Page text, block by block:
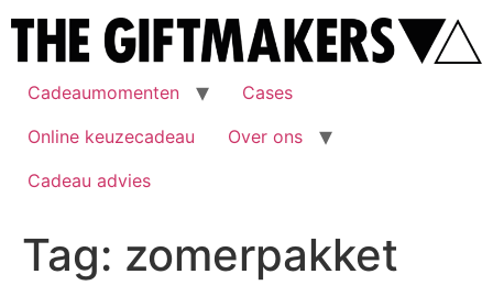
Cadeaumomenten
Cases
Online keuzecadeau
Over ons
Cadeau advies
Tag: zomerpakket